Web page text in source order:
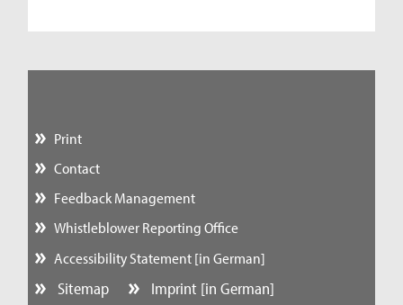
Print
Contact
Feedback Management
Whistleblower Reporting Office
Accessibility Statement [in German]
Sitemap Imprint [in German]